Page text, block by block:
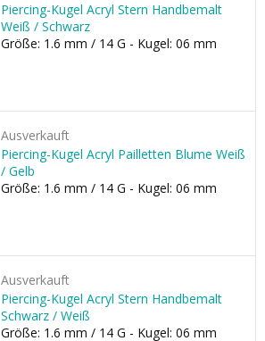
Piercing-Kugel Acryl Stern Handbemalt
Weiß / Schwarz
Größe: 1.6 mm / 14 G - Kugel: 06 mm
Ausverkauft
Piercing-Kugel Acryl Pailletten Blume Weiß
/ Gelb
Größe: 1.6 mm / 14 G - Kugel: 06 mm
Ausverkauft
Piercing-Kugel Acryl Stern Handbemalt
Schwarz / Weiß
Größe: 1.6 mm / 14 G - Kugel: 06 mm